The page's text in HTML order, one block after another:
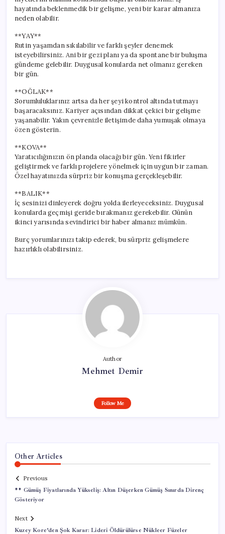
hayatında beklenmedik bir gelişme, yeni bir karar almanıza
neden olabilir.
**YAY**
Rutin yaşamdan sıkılabilir ve farklı şeyler denemek
isteyebilirsiniz. Ani bir gezi planı ya da spontane bir buluşma
gündeme gelebilir. Duygusal konularda net olmanız gereken
bir gün.
**OĞLAK**
Sorumluluklarınız artsa da her şeyi kontrol altında tutmayı
başaracaksınız. Kariyer açısından dikkat çekici bir gelişme
yaşanabilir. Yakın çevrenizle iletişimde daha yumuşak olmaya
özen gösterin.
**KOVA**
Yaratıcılığınızın ön planda olacağı bir gün. Yeni fikirler
geliştirmek ve farklı projelere yönelmek için uygun bir zaman.
Özel hayatınızda sürpriz bir konuşma gerçekleşebilir.
**BALIK**
İç sesinizi dinleyerek doğru yolda ilerleyeceksiniz. Duygusal
konularda geçmişi geride bırakmanız gerekebilir. Günün
ikinci yarısında sevindirici bir haber almanız mümkün.
Burç yorumlarınızı takip ederek, bu sürpriz gelişmelere
hazırlıklı olabilirsiniz.
Author
Mehmet Demir
Follow Me
Other Articles
Previous
** Gümüş Fiyatlarında Yükseliş: Altın Düşerken Gümüş Sınırda Direnç
Gösteriyor
Next
Kuzey Kore’den Şok Karar: Lideri Öldürülürse Nükleer Füzeler